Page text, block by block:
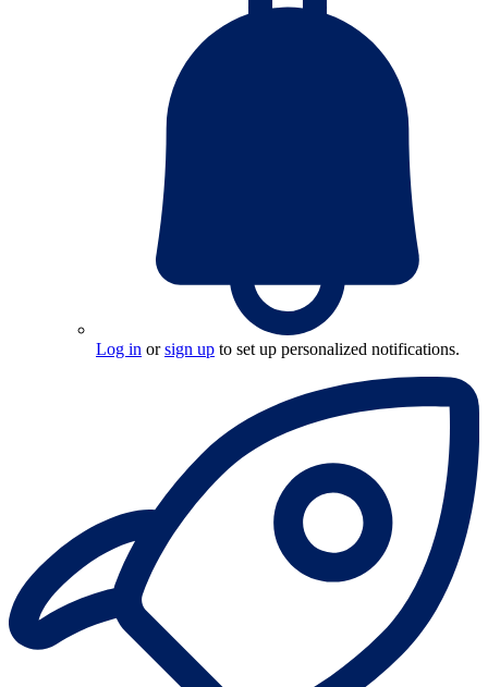
Log in orsign up to set up personalized notifications.